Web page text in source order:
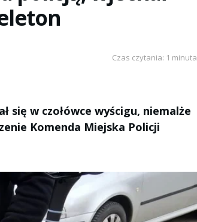
Czas czytania: 1 minuta
się w czołówce wyścigu, niemalże
Komenda Miejska Policji